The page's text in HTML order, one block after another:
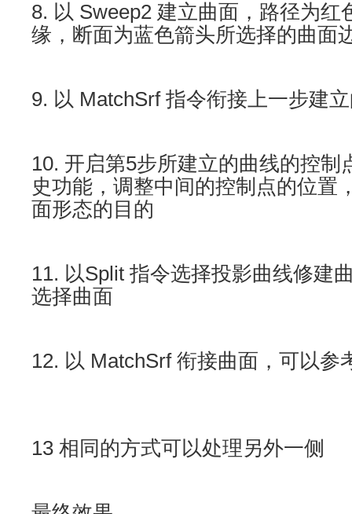
8. 以 Sweep2 建立曲面，路径为红
缘，断面为蓝色箭头所选择的曲面
9. 以 MatchSrf 指令衔接上一步建
10. 开启第5步所建立的曲线的控制
史功能，调整中间的控制点的位置
面形态的目的
11. 以Split 指令选择投影曲线修建
选择曲面
12. 以 MatchSrf 衔接曲面，可以参
13 相同的方式可以处理另外一侧